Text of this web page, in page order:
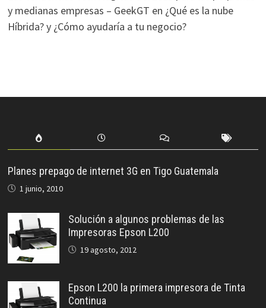
y medianas empresas – GeekGT en ¿Qué es la nube
Híbrida? y ¿Cómo ayudaría a tu negocio?
Planes prepago de internet 3G en Tigo Guatemala
1 junio, 2010
Solución a algunos problemas de las
Impresoras Epson L200
19 agosto, 2012
Epson L200 la primera impresora de Tinta
Continua